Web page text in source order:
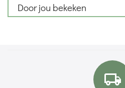
Door jou bekeken